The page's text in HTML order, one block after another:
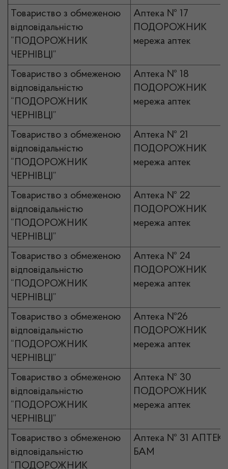
Товариство з обмеженою
відповідальністю
“ПОДОРОЖНИК
ЧЕРНІВЦІ”
Аптека № 17
ПОДОРОЖНИК
мережа аптек
Товариство з обмеженою
відповідальністю
“ПОДОРОЖНИК
ЧЕРНІВЦІ”
Аптека № 18
ПОДОРОЖНИК
мережа аптек
Товариство з обмеженою
відповідальністю
“ПОДОРОЖНИК
ЧЕРНІВЦІ”
Аптека № 21
ПОДОРОЖНИК
мережа аптек
Товариство з обмеженою
відповідальністю
“ПОДОРОЖНИК
ЧЕРНІВЦІ”
Аптека № 22
ПОДОРОЖНИК
мережа аптек
Товариство з обмеженою
відповідальністю
“ПОДОРОЖНИК
ЧЕРНІВЦІ”
Аптека № 24
ПОДОРОЖНИК
мережа аптек
Товариство з обмеженою
відповідальністю
“ПОДОРОЖНИК
ЧЕРНІВЦІ”
Аптека №26
ПОДОРОЖНИК
мережа аптек
Товариство з обмеженою
відповідальністю
“ПОДОРОЖНИК
ЧЕРНІВЦІ”
Аптека № 30
ПОДОРОЖНИК
мережа аптек
Товариство з обмеженою
відповідальністю
“ПОДОРОЖНИК
Аптека № 31
БАМ